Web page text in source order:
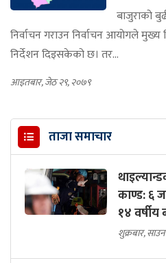
बाजुराको
निर्वाचन गराउन निर्वाचन आयोगले
निर्देशन दिइसकेको छ। तर...
आइतबार, जेठ २९, २०७९
ताजा समाचार
काण्ड: ६
१४
शुक्रबार,